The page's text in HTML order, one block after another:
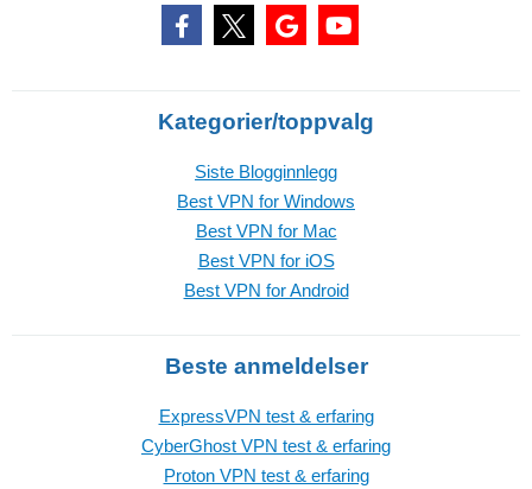
Kategorier/toppvalg
Siste Blogginnlegg
Best VPN for Windows
Best VPN for Mac
Best VPN for iOS
Best VPN for Android
Beste anmeldelser
ExpressVPN test & erfaring
CyberGhost VPN test & erfaring
Proton VPN test & erfaring